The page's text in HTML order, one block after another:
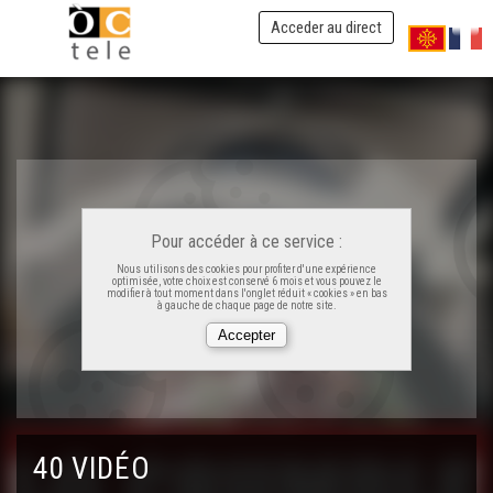
Acceder au direct
Pour accéder à ce service :
Nous utilisons des cookies pour profiter d'une expérience
optimisée, votre choix est conservé 6 mois et vous pouvez le
modifier à tout moment dans l'onglet réduit « cookies » en bas
à gauche de chaque page de notre site.
40 VIDÉO
ÒC Kay - Lo pastís borit
OC Kay - L'axoa
OC Kay - La cruchada
ÒC Kay - La trueita gravlax